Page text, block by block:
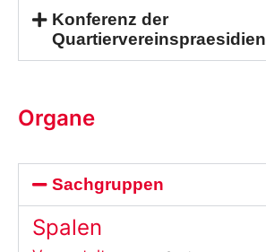
Konferenz der
Quartiervereinspraesidien
Organe
Sachgruppen
Spalen